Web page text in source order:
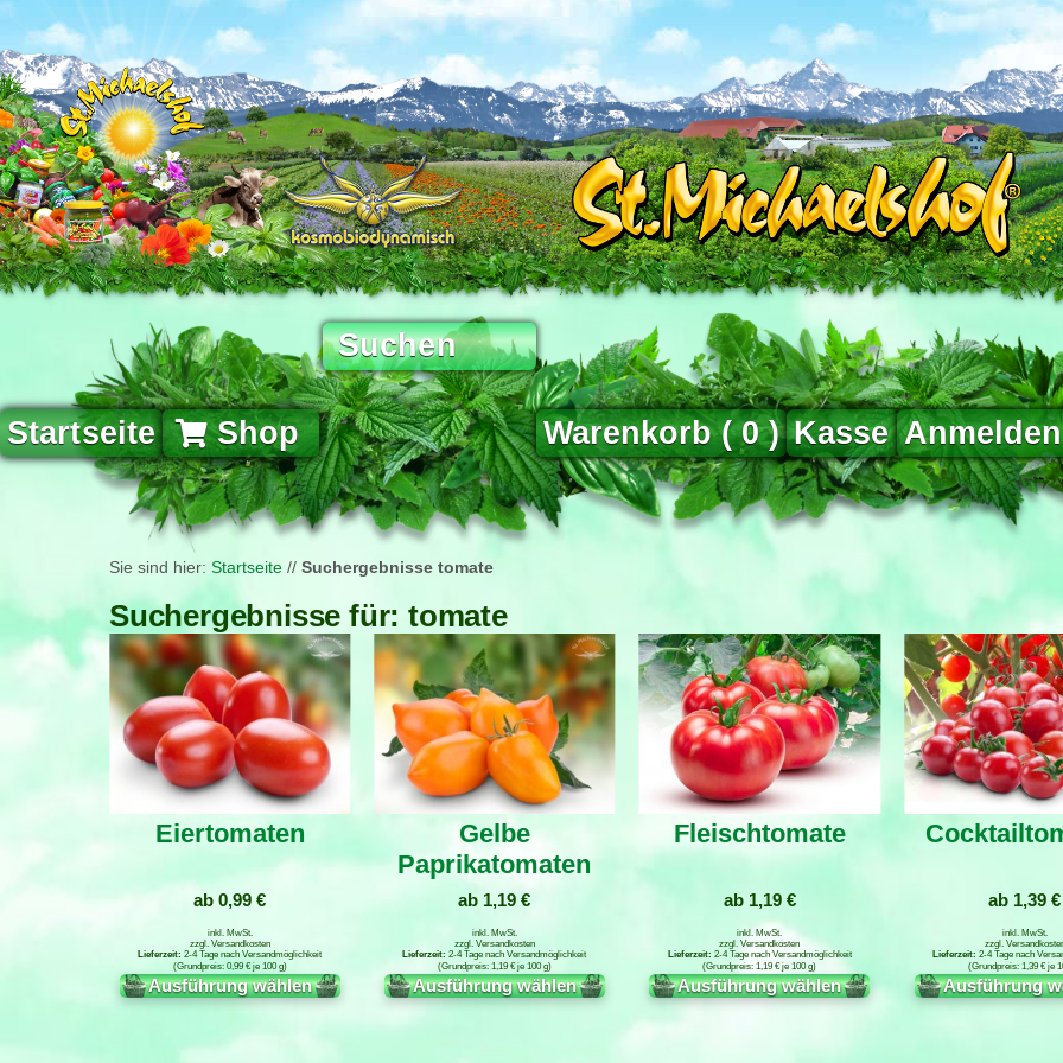
Startseite Shop Warenkorb (0) Kasse Anmelden
Sie sind hier: Startseite// Suchergebnisse tomate
Suchergebnisse für: tomate
Eiertomaten
ab 0,99€
0,99 €je 100 g
inkl. MwSt.
zzgl. Versandkosten
2-4 Tage nach Versandmöglichkeit
Ausführung wählen
Gelbe
Paprikatomaten
ab 1,19€
1,19 €je 100 g
inkl. MwSt.
zzgl. Versandkosten
2-4 Tage nach Versandmöglichkeit
Ausführung wählen
Fleischtomate
ab 1,19 €
1,19€ je100 g
inkl. MwSt.
zzgl.Versandkosten
2-4 Tage nach Versandmöglichkeit
Ausführung wählen
ab 1,39€
1,39 €je
inkl. MwSt.
zzgl.
2-4 Tage nach
Ausführung